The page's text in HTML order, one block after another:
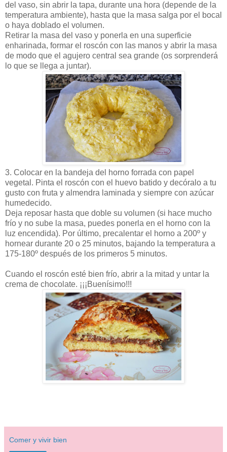
del vaso, sin abrir la tapa, durante una hora (depende de la
temperatura ambiente), hasta que la masa salga por el bocal
o haya doblado el volumen.
Retirar la masa del vaso y ponerla en una superficie
enharinada, formar el roscón con las manos y abrir la masa
de modo que el agujero central sea grande (os sorprenderá
lo que se llega a juntar).
3. Colocar en la bandeja del horno forrada con papel
vegetal. Pinta el roscón con el huevo batido y decóralo a tu
gusto con fruta y almendra laminada y siempre con azúcar
humedecido.
Deja reposar hasta que doble su volumen (si hace mucho
frío y no sube la masa, puedes ponerla en el horno con la
luz encendida). Por último, precalentar el horno a 200º y
hornear durante 20 o 25 minutos, bajando la temperatura a
175-180º después de los primeros 5 minutos.
Cuando el roscón esté bien frío, abrir a la mitad y untar la
crema de chocolate. ¡¡¡Buenísimo!!!
Comer y vivir bien